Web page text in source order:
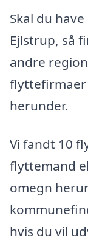
Skal du
Ejlstrup, så
andre
flyttefirmaer
herunder.
Vi fandt 10
flyttemand
omegn
hvis du vil